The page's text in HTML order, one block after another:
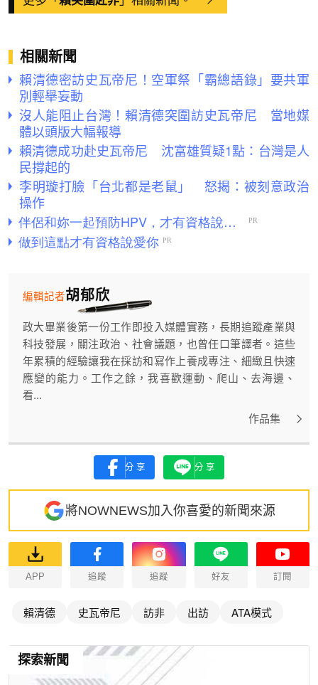
相關新聞
賴清德密訪史瓦帝尼！空軍祭「霸總語錄」要共軍
別輕舉妄動
沒人能阻止台灣！賴清德突圍訪史瓦帝尼 當地媒
體以頭版大幅報導
賴清德成功赴史瓦帝尼 沈富雄質疑1點：台灣是人
民撐起的
李明璇打臉「台北都是老鼠」 怒揭：被刻意政治
操作
胡郁欣
編輯記者
政大畢業後第一份工作即投入媒體實務，長期追蹤產業與
科技發展，關注政治、社會議題，也曾任口筆譯者。這些
年累積的經驗讓我在採訪和寫作上養成專注、細緻且快速
應變的能力。工作之餘，我喜歡運動、爬山、去海邊、
看...
作品集
分享 分享
將NOWNEWS加入你喜愛的新聞來源
APP 追蹤 追蹤 好友 訂閱
賴清德 史瓦帝尼 訪非 出訪 ATA模式
探索新聞